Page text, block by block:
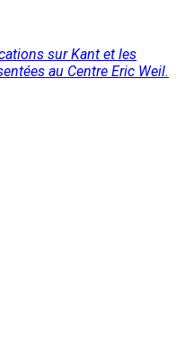
sur Kant et les
au Centre Eric Weil.